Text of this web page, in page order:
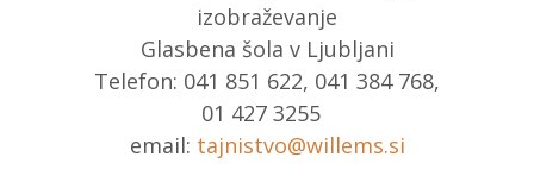
izobraževanje
Glasbena šola v Ljubljani
Telefon: 041 851 622, 041 384 768,
01 427 3255
email: tajnistvo@willems.si